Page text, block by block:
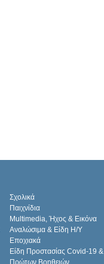
Σχολικά
Παιχνίδια
Multimedia, Ήχος & Εικόνα
Αναλώσιμα & Είδη Η/Υ
Εποχιακά
Είδη Προστασίας Covid-19 &
Πρώτων Βοηθειών